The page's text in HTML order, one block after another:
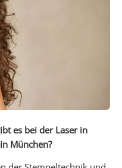
es bei der Laser in
München?